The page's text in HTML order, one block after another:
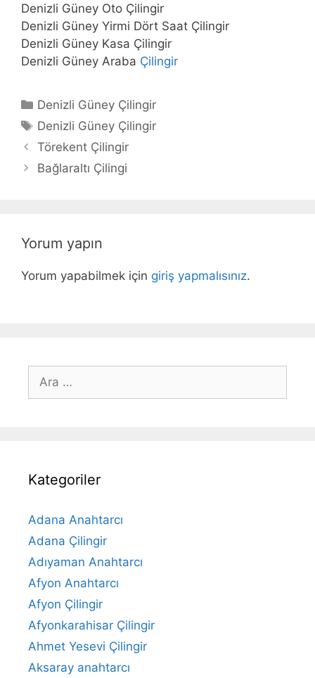
Denizli Güney Oto Çilingir
Denizli Güney Yirmi Dört Saat Çilingir
Denizli Güney Kasa Çilingir
Denizli Güney Araba Çilingir
Kategoriler
Denizli Güney Çilingir
Etiketler
Denizli Güney Çilingir
Yazı
dolaşımı
Törekent Çilingir
Bağlaraltı Çilingi
Yorum yapın
Yorum yapabilmek için giriş yapmalısınız.
için
Kategoriler
Adana Anahtarcı
Adana Çilingir
Adıyaman Anahtarcı
Afyon Anahtarcı
Afyon Çilingir
Afyonkarahisar Çilingir
Ahmet Yesevi Çilingir
Aksaray anahtarcı